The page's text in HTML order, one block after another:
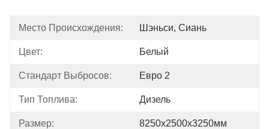
Место Происхождения: Шэньси, Сиань
Цвет: Белый
Стандарт Выбросов: Евро 2
Тип Топлива: Дизель
Размер: 8250х2500х3250мм